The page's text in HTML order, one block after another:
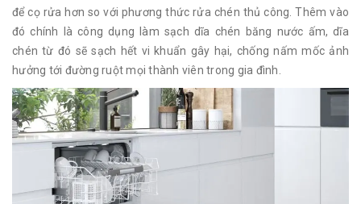
để cọ rửa hơn so với phương thức rửa chén thủ công. Thêm vào
đó chính là công dụng làm sạch dĩa chén băng nước ấm, dĩa
chén từ đó sẽ sạch hết vi khuẩn gây hại, chống nấm mốc ảnh
hưởng tới đường ruột mọi thành viên trong gia đình.